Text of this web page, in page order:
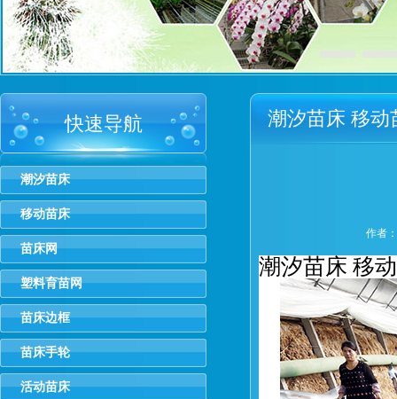
快速导航
潮汐苗床
移动苗床
苗床网
塑料育苗网
苗床边框
苗床手轮
活动苗床
潮汐苗床 移动
作者
潮汐苗床 移